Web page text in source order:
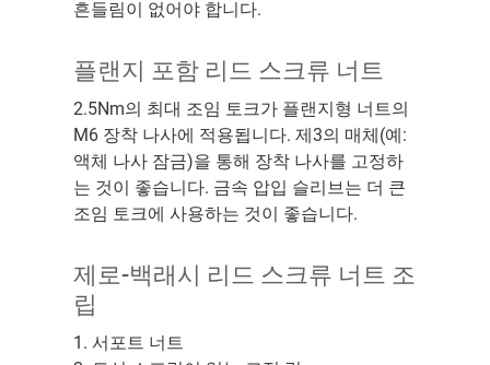
흔들림이 없어야 합니다.
플랜지 포함 리드 스크류 너트
2.5Nm의 최대 조임 토크가 플랜지형 너트의
M6 장착 나사에 적용됩니다. 제3의 매체(예:
액체 나사 잠금)을 통해 장착 나사를 고정하
는 것이 좋습니다. 금속 압입 슬리브는 더 큰
조임 토크에 사용하는 것이 좋습니다.
제로-백래시 리드 스크류 너트 조
립
1. 서포트 너트